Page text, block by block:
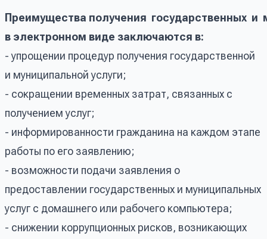
Преимущества получения государственных и
в электронном виде заключаются в:
- упрощении процедур получения государственной
и муниципальной услуги;
- сокращении временных затрат, связанных с
получением услуг;
- информированности гражданина на каждом этапе
работы по его заявлению;
- возможности подачи заявления о
предоставлении государственных и муниципальных
услуг с домашнего или рабочего компьютера;
- снижении коррупционных рисков, возникающих